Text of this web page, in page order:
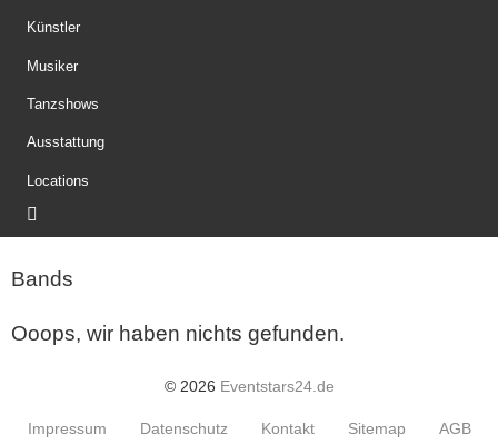
Künstler
Musiker
Tanzshows
Ausstattung
Locations
Bands
Ooops, wir haben nichts gefunden.
© 2026 Eventstars24.de
Impressum Datenschutz Kontakt Sitemap AGB